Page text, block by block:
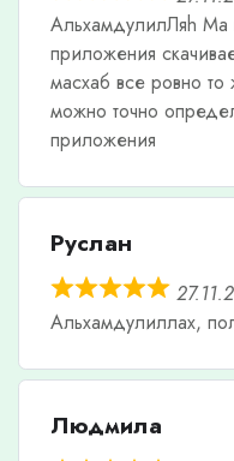
АльхамдулилЛяh
приложения
масхаб все ровно
можно точно
приложения
Руслан
Альхамдулиллах,
Людмила